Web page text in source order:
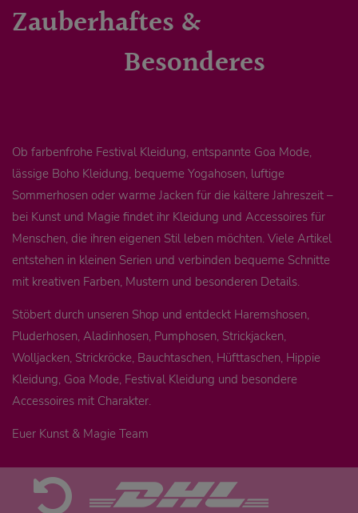
Zauberhaftes &
Besonderes
Ob farbenfrohe Festival Kleidung, entspannte Goa Mode,
lässige Boho Kleidung, bequeme Yogahosen, luftige
Sommerhosen oder warme Jacken für die kältere Jahreszeit –
bei Kunst und Magie findet ihr Kleidung und Accessoires für
Menschen, die ihren eigenen Stil leben möchten. Viele Artikel
entstehen in kleinen Serien und verbinden bequeme Schnitte
mit kreativen Farben, Mustern und besonderen Details.
Stöbert durch unseren Shop und entdeckt Haremshosen,
Pluderhosen, Aladinhosen, Pumphosen, Strickjacken,
Wolljacken, Strickröcke, Bauchtaschen, Hüfttaschen, Hippie
Kleidung, Goa Mode, Festival Kleidung und besondere
Accessoires mit Charakter.
Euer Kunst & Magie Team